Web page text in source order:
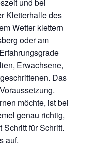
und bei
Kletterhalle des
Wetter klettern
oder am
Erwachsene,
Das
möchte, ist bei
genau richtig,
Schritt für Schritt.
auf.